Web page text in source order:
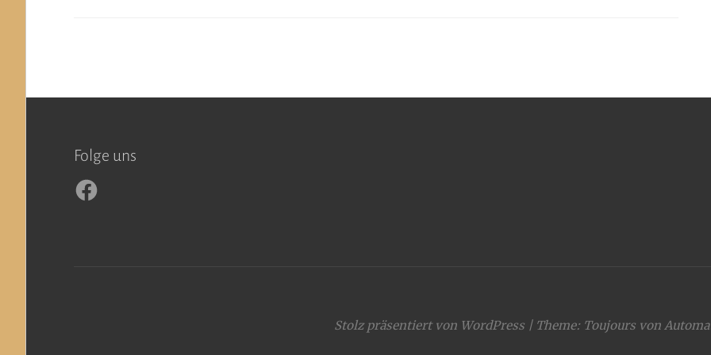
Folge uns
Facebook
Stolz präsentiert von WordPress | Theme: Toujours von